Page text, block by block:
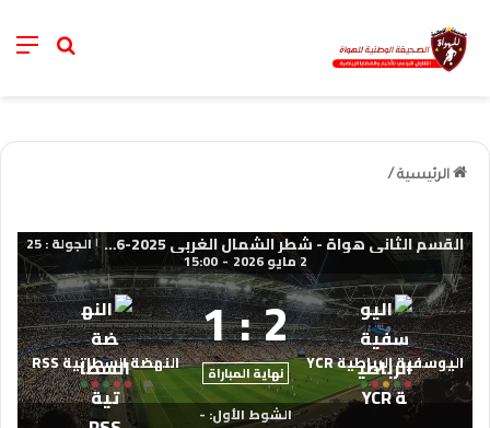
خانة
الرئيسية /
القسم الثاني هواة - شطر الشمال الغربي 2025-2026 | الجولة : 25
2 مايو 2026 -
15:00
اليوسفية الرباطية YCR 2
:
1
نهاية المباراة النهضة السطاتية RSS
الشوط الأول: -